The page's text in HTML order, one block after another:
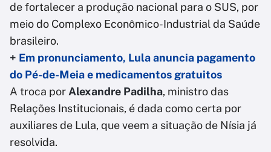
de fortalecer a produção nacional para o SUS, por
meio do Complexo Econômico-Industrial da Saúde
brasileiro.
+ Em pronunciamento, Lula anuncia pagamento
do Pé-de-Meia e medicamentos gratuitos
A troca porAlexandre Padilha, ministro das
Relações Institucionais, é dada como certa por
auxiliares de Lula, que veem a situação de Nísia já
resolvida.